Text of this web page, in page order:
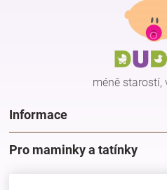
méně starostí,
Informace
Pro maminky a tatínky